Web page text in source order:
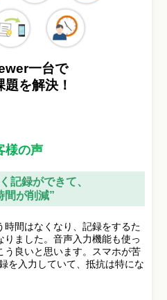
一台で
を解決！
様の声
記録ができて、
間が削減”
時間はなくなり、記録をするた
ました。音声入力機能も使っ
う良いと思います。スマホが苦
を入力していて、抵抗は特にな